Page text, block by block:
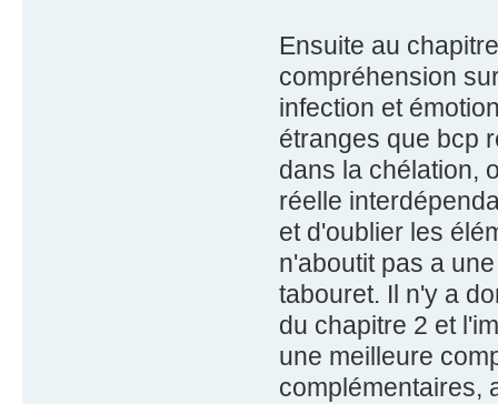
Ensuite au
compréhension
infection et
étranges que bcp
dans la chélation,
réelle
et d'oublier les
n'aboutit pas a
tabouret. Il n'y a
du chapitre 2 et
une meilleure
complémentaires,